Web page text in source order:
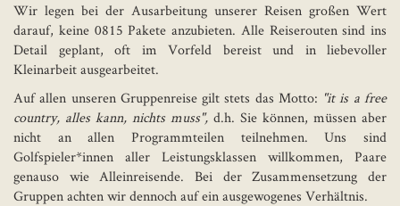
Wir legen bei der Ausarbeitung unserer Reisen großen Wert
darauf, keine 0815 Pakete anzubieten. Alle Reiserouten sind ins
Detail geplant, oft im Vorfeld bereist und in liebevoller
Kleinarbeit ausgearbeitet.
Auf allen unseren Gruppenreise gilt stets das Motto: "it is a free
country, alles kann, nichts muss", d.h. Sie können, müssen aber
nicht an allen Programmteilen teilnehmen. Uns sind
Golfspieler*innen aller Leistungsklassen willkommen, Paare
genauso wie Alleinreisende. Bei der Zusammensetzung der
Gruppen achten wir dennoch auf ein ausgewogenes Verhältnis.